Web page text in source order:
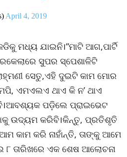
April 4, 2019
ମଧ୍ୟ ଯାଇନି।”ମାଟି ଆଗ,ପାର୍ଟି
ସୁପର ସ୍ପେଶାଳିଟି
ସେତୁ,ଏହି ଦୁଇଟି କାମ ମୋର
ଏମଏଲଏ ଥାଏ କି ନ’ ଥାଏ
ପଡ଼ିଲେ ପ୍ରାଇଭେଟ
ଉଦ୍ୟମ କରିବି।କିନ୍ତୁ, ପ୍ରତିଶୃତି
କାମ କରି ନାହାଁନ୍ତି, ତାଙ୍କୁ ଆମେ
୮ ତାରିଖରେ ଏକ ଶେଷ ଆଲୋଚନା